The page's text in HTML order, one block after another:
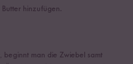
hinzufügen.
beginnt man die Zwiebel samt